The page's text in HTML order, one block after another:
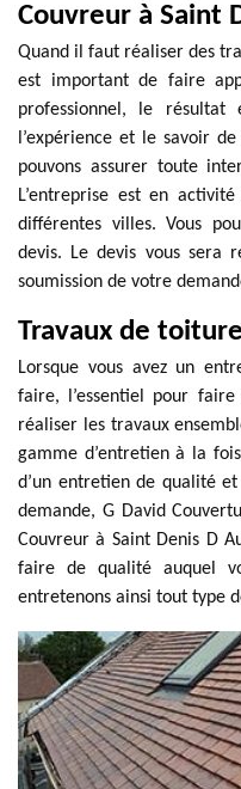
Couvreur à Saint
Quand il faut réaliser des
est important de faire
professionnel, le résultat
l’expérience et le savoir
pouvons assurer toute
L’entreprise est en
différentes villes. Vous
devis. Le devis vous sera
soumission de votre
Travaux de
Lorsque vous avez un
faire, l’essentiel pour
réaliser les travaux
gamme d’entretien à la
d’un entretien de qualité
demande, G David
Couvreur à Saint Denis D
faire de qualité auquel
entretenons ainsi tout type